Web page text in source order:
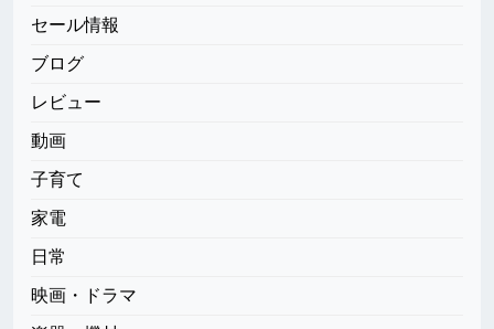
セール情報
ブログ
レビュー
動画
子育て
家電
日常
映画・ドラマ